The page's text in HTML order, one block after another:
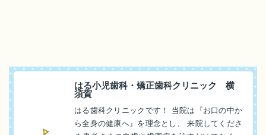
はる小児歯科・矯正歯科クリニック 横
須賀
はる歯科クリニックです！ 当院は『お口の中か
ら全身の健康へ』を理念とし、 来院してくださ